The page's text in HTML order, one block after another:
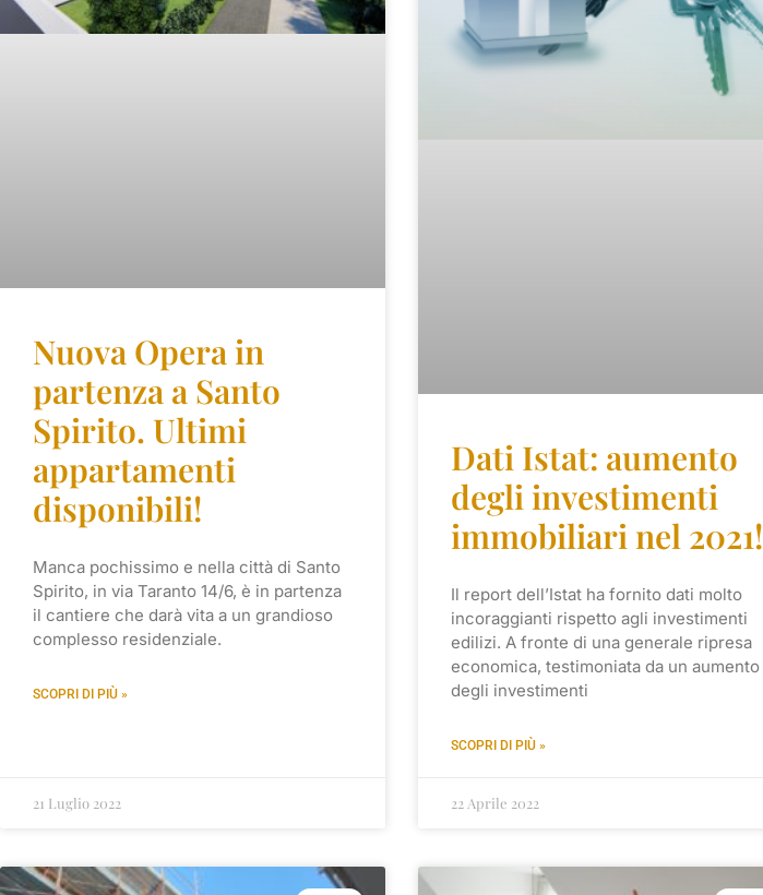
Nuova Opera in
partenza a Santo
Spirito. Ultimi
appartamenti
disponibili!
Manca pochissimo e nella città di Santo
Spirito, in via Taranto 14/6, è in partenza
il cantiere che darà vita a un grandioso
complesso residenziale.
SCOPRI DI PIÙ »
21 Luglio 2022
Dati Istat: aumento
degli investimenti
immobiliari nel 2021!
Il report dell’Istat ha fornito dati molto
incoraggianti rispetto agli investimenti
edilizi. A fronte di una generale ripresa
economica, testimoniata da un aumento
degli investimenti
SCOPRI DI PIÙ »
22 Aprile 2022